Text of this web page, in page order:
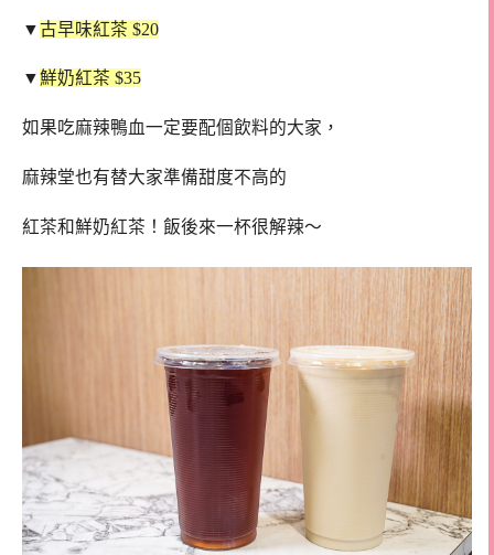
▼古早味紅茶 $20
▼鮮奶紅茶 $35
如果吃麻辣鴨血一定要配個飲料的大家，
麻辣堂也有替大家準備甜度不高的
紅茶和鮮奶紅茶！飯後來一杯很解辣～